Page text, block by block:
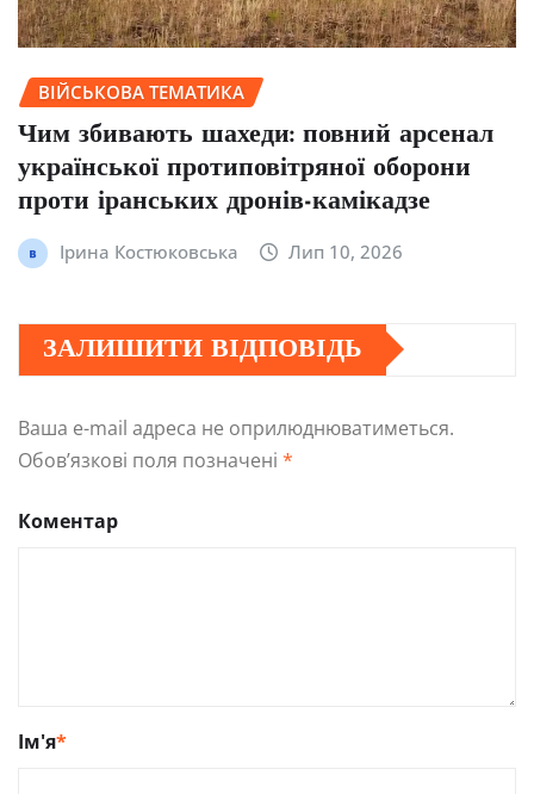
ВІЙСЬКОВА ТЕМАТИКА
Чим збивають шахеди: повний арсенал
української протиповітряної оборони
проти іранських дронів-камікадзе
Ірина Костюковська Лип 10, 2026
ЗАЛИШИТИ ВІДПОВІДЬ
Ваша e-mail адреса не оприлюднюватиметься.
Обов’язкові поля позначені *
Коментар
Ім'я*